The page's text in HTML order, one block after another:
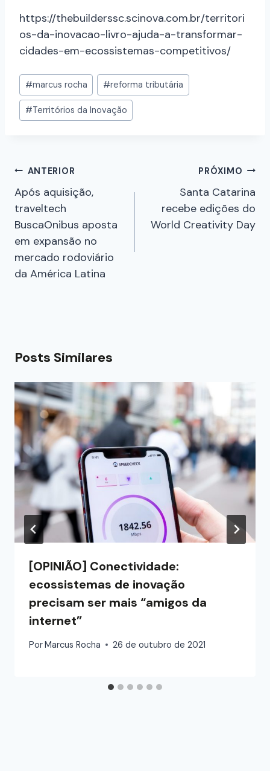
https://thebuilderssc.scinova.com.br/territori
os-da-inovacao-livro-ajuda-a-transformar-
cidades-em-ecossistemas-competitivos/
#marcus rocha #reforma tributária
#Territórios da Inovação
ANTERIOR
Após aquisição,
traveltech
BuscaOnibus aposta
em expansão no
mercado rodoviário
da América Latina
PRÓXIMO
Santa Catarina
recebe edições do
World Creativity Day
Posts Similares
[OPINIÃO] Conectividade:
ecossistemas de inovação
precisam ser mais “amigos da
internet”
PorMarcus Rocha 26 de outubro de 2021